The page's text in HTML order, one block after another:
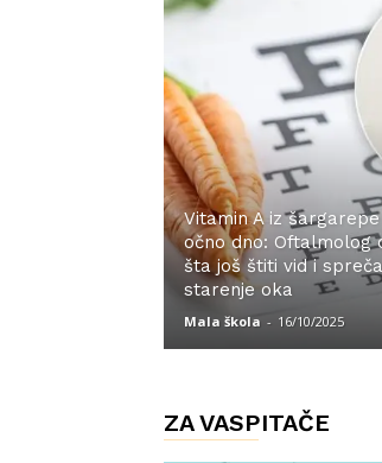
Vitamin A iz
očno dno: Oftalmolog
šta još štiti vid i
starenje oka
Mala škola - 16/10/2025
ZA VASPITAČE